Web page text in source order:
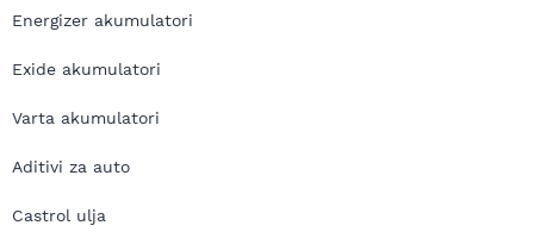
Energizer akumulatori
Exide akumulatori
Varta akumulatori
Aditivi za auto
Castrol ulja